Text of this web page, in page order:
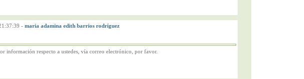
- maria adamina edith barrios rodríguez
información respecto a ustedes, vía correo electrónico, por favor.